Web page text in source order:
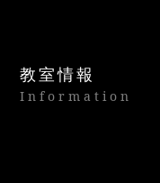
教室情報
Information